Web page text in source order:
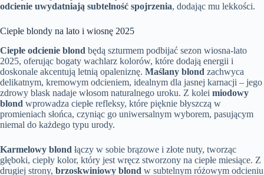
odcienie uwydatniają subtelność spojrzenia, dodając mu lekkości.
Ciepłe blondy na lato i wiosnę 2025
Ciepłe odcienie blond będą szturmem podbijać sezon wiosna-lato
2025, oferując bogaty wachlarz kolorów, które dodają energii i
doskonale akcentują letnią opaleniznę. Maślany blond zachwyca
delikatnym, kremowym odcieniem, idealnym dla jasnej karnacji – jego
zdrowy blask nadaje włosom naturalnego uroku. Z kolei miodowy
blond wprowadza ciepłe refleksy, które pięknie błyszczą w
promieniach słońca, czyniąc go uniwersalnym wyborem, pasującym
niemal do każdego typu urody.
Karmelowy blond łączy w sobie brązowe i złote nuty, tworząc
głęboki, ciepły kolor, który jest wręcz stworzony na ciepłe miesiące. Z
drugiej strony, brzoskwiniowy blond w subtelnym różowym odcieniu